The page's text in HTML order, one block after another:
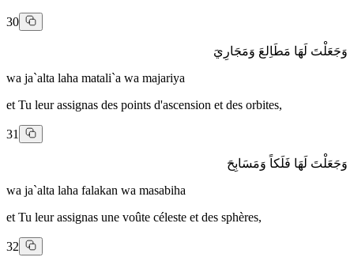
30
وَجَعَلْتَ لَهَا مَطَاِلعَ وَمَجَارِيَ
wa ja`alta laha matali`a wa majariya
et Tu leur assignas des points d'ascension et des orbites,
31
وَجَعَلْتَ لَهَا فَلَكاً وَمَسَابِحَ
wa ja`alta laha falakan wa masabiha
et Tu leur assignas une voûte céleste et des sphères,
32